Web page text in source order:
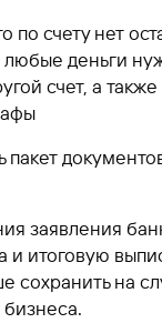
по счету нет
деньги
счет, а также
пакет
заявления
и итоговую
сохранить на